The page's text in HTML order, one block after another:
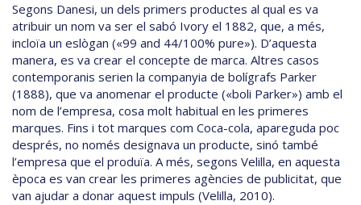
Segons Danesi, un dels primers productes al qual es va
atribuir un nom va ser el sabó Ivory el 1882, que, a més,
incloïa un eslògan («99 and 44/100% pure»). D’aquesta
manera, es va crear el concepte de marca. Altres casos
contemporanis serien la companyia de bolígrafs Parker
(1888), que va anomenar el producte («boli Parker») amb el
nom de l’empresa, cosa molt habitual en les primeres
marques. Fins i tot marques com Coca-cola, apareguda poc
després, no només designava un producte, sinó també
l’empresa que el produïa. A més, segons Velilla, en aquesta
època es van crear les primeres agències de publicitat, que
van ajudar a donar aquest impuls (Velilla, 2010).